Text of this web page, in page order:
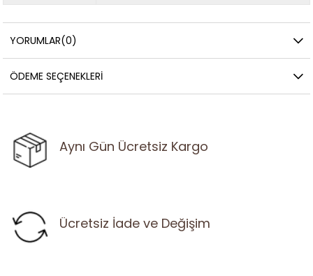
YORUMLAR(0)
ÖDEME SEÇENEKLERI
Aynı Gün Ücretsiz Kargo
Ücretsiz İade ve Değişim